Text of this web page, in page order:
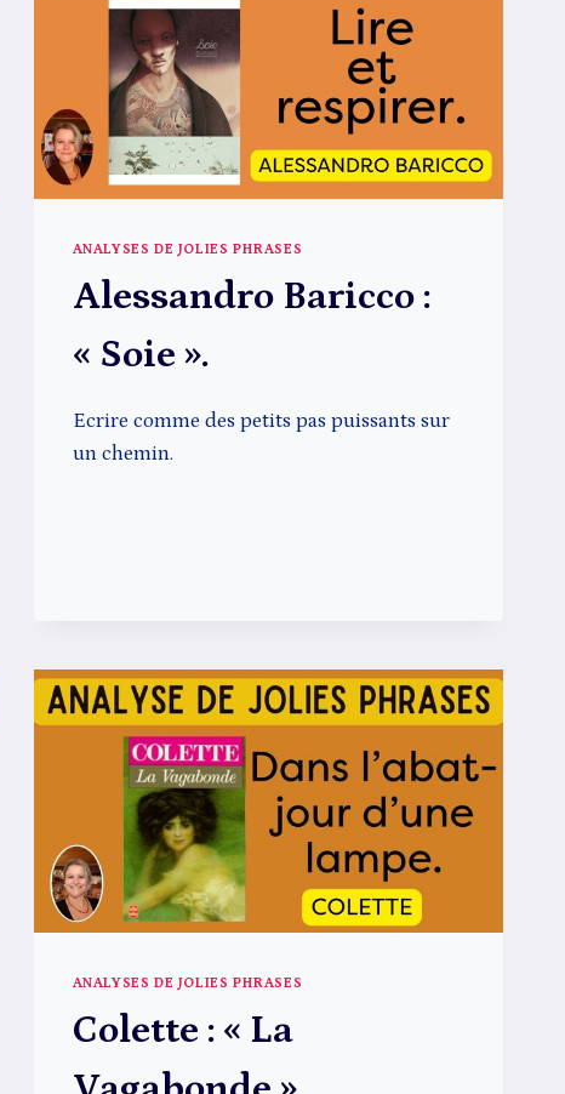
ANALYSES DE JOLIES PHRASES
Alessandro Baricco :
« Soie ».
Ecrire comme des petits pas puissants sur
un chemin.
ANALYSES DE JOLIES PHRASES
Colette : « La